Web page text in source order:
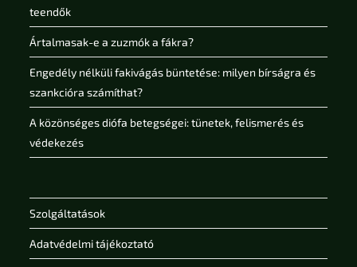
teendők
Ártalmasak-e a zuzmók a fákra?
Engedély nélküli fakivágás büntetése: milyen bírságra és
szankcióra számíthat?
A közönséges diófa betegségei: tünetek, felismerés és
védekezés
Szolgáltatások
Adatvédelmi tájékoztató